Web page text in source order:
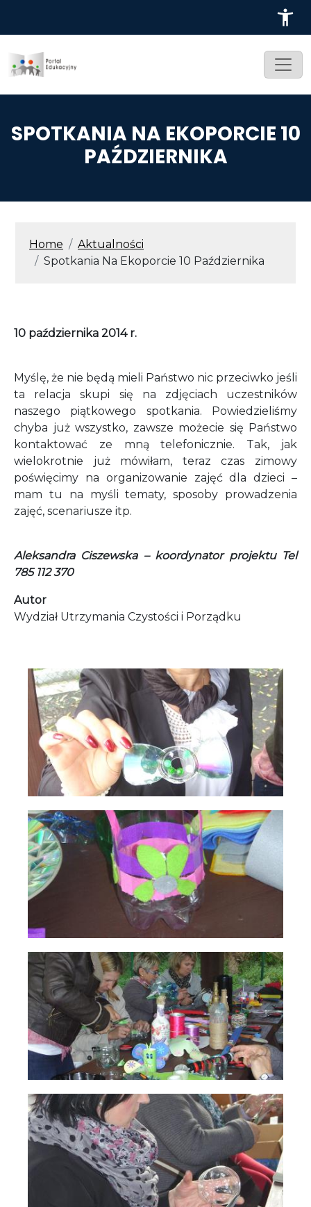
SPOTKANIA NA EKOPORCIE 10
PAŹDZIERNIKA
ŚCIEŻKA NAWIGACYJNA
Home
Aktualności
Spotkania Na Ekoporcie 10 Października
10 października 2014 r.
Myślę, że nie będą mieli Państwo nic przeciwko jeśli
ta relacja skupi się na zdjęciach uczestników
naszego piątkowego spotkania. Powiedzieliśmy
chyba już wszystko, zawsze możecie się Państwo
kontaktować ze mną telefonicznie. Tak, jak
wielokrotnie już mówiłam, teraz czas zimowy
poświęcimy na organizowanie zajęć dla dzieci –
mam tu na myśli tematy, sposoby prowadzenia
zajęć, scenariusze itp.
Aleksandra Ciszewska – koordynator projektu Tel
785 112 370
Autor
Wydział Utrzymania Czystości i Porządku